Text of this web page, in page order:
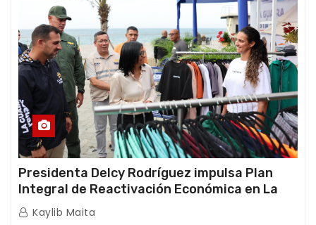
Presidenta Delcy Rodríguez impulsa Plan
Integral de Reactivación Económica en La
Guaira
Kaylib Maita